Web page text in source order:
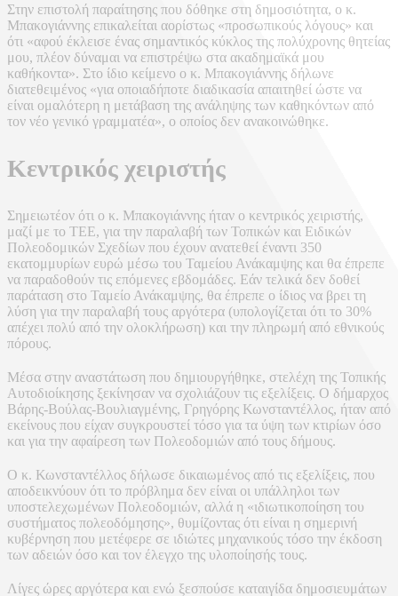
Στην επιστολή παραίτησης που δόθηκε στη δημοσιότητα, ο κ.
Μπακογιάννης επικαλείται αορίστως «προσωπικούς λόγους» και
ότι «αφού έκλεισε ένας σημαντικός κύκλος της πολύχρονης θητείας
μου, πλέον δύναμαι να επιστρέψω στα ακαδημαϊκά μου
καθήκοντα». Στο ίδιο κείμενο ο κ. Μπακογιάννης δήλωνε
διατεθειμένος «για οποιαδήποτε διαδικασία απαιτηθεί ώστε να
είναι ομαλότερη η μετάβαση της ανάληψης των καθηκόντων από
τον νέο γενικό γραμματέα», ο οποίος δεν ανακοινώθηκε.
Κεντρικός χειριστής
Σημειωτέον ότι ο κ. Μπακογιάννης ήταν ο κεντρικός χειριστής,
μαζί με το ΤΕΕ, για την παραλαβή των Τοπικών και Ειδικών
Πολεοδομικών Σχεδίων που έχουν ανατεθεί έναντι 350
εκατομμυρίων ευρώ μέσω του Ταμείου Ανάκαμψης και θα έπρεπε
να παραδοθούν τις επόμενες εβδομάδες. Εάν τελικά δεν δοθεί
παράταση στο Ταμείο Ανάκαμψης, θα έπρεπε ο ίδιος να βρει τη
λύση για την παραλαβή τους αργότερα (υπολογίζεται ότι το 30%
απέχει πολύ από την ολοκλήρωση) και την πληρωμή από εθνικούς
πόρους.
Μέσα στην αναστάτωση που δημιουργήθηκε, στελέχη της Τοπικής
Αυτοδιοίκησης ξεκίνησαν να σχολιάζουν τις εξελίξεις. Ο δήμαρχος
Βάρης-Βούλας-Βουλιαγμένης, Γρηγόρης Κωνσταντέλλος, ήταν από
εκείνους που είχαν συγκρουστεί τόσο για τα ύψη των κτιρίων όσο
και για την αφαίρεση των Πολεοδομιών από τους δήμους.
Ο κ. Κωνσταντέλλος δήλωσε δικαιωμένος από τις εξελίξεις, που
αποδεικνύουν ότι το πρόβλημα δεν είναι οι υπάλληλοι των
υποστελεχωμένων Πολεοδομιών, αλλά η «ιδιωτικοποίηση του
συστήματος πολεοδόμησης», θυμίζοντας ότι είναι η σημερινή
κυβέρνηση που μετέφερε σε ιδιώτες μηχανικούς τόσο την έκδοση
των αδειών όσο και τον έλεγχο της υλοποίησής τους.
Λίγες ώρες αργότερα και ενώ ξεσπούσε καταιγίδα δημοσιευμάτων